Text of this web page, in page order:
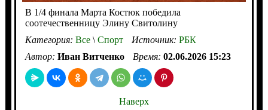
В 1/4 финала Марта Костюк победила
соотечественницу Элину Свитолину
Категория: Все\Спорт Источник: РБК
Автор: Иван Витченко Время: 02.06.2026 15:23
Наверх